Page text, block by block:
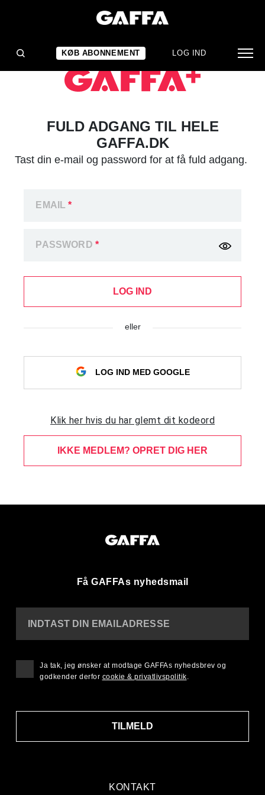
KØB ABONNEMENT LOG IND
FULD ADGANG TIL HELE
GAFFA.DK
Tast din e-mail og password for at få fuld adgang.
EMAIL*
PASSWORD *
LOG IND
eller
LOG IND MED GOOGLE
Klik her hvis du har glemt dit kodeord
IKKE MEDLEM? OPRET DIG HER
Få GAFFAs nyhedsmail
KONTAKT
INDTAST DIN EMAILADRESSE
TILMELD
Ja tak, jeg ønsker at modtage GAFFAs nyhedsbrev og
godkender derfor cookie & privatlivspolitik